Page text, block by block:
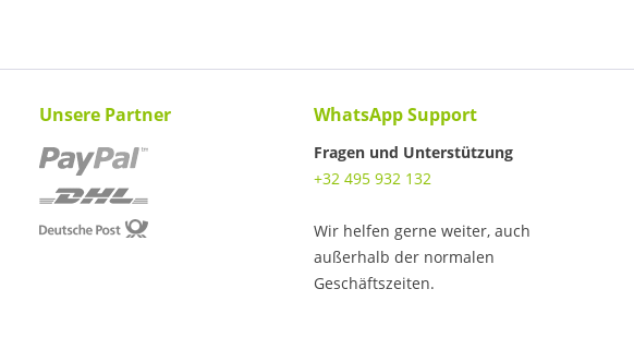
Unsere Partner WhatsApp Support
Fragen und Unterstützung
+32 495 932 132
Wir helfen gerne weiter, auch
außerhalb der normalen
Geschäftszeiten.